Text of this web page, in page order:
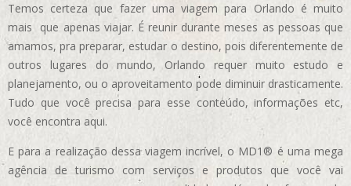
Temos certeza que fazer uma viagem para Orlando é muito
mais que apenas viajar. É reunir durante meses as pessoas que
amamos, pra preparar, estudar o destino, pois diferentemente de
outros lugares do mundo, Orlando requer muito estudo e
planejamento, ou o aproveitamento pode diminuir drasticamente.
Tudo que você precisa para esse conteúdo, informações etc,
você encontra aqui.
E para a realização dessa viagem incrível, o MD1® é uma mega
agência de turismo com serviços e produtos que você vai